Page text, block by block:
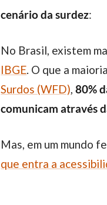
cenário da surdez:
No Brasil, existem
IBGE. O que a
Surdos (WFD),80%
comunicam através
Mas, em um
que entra a